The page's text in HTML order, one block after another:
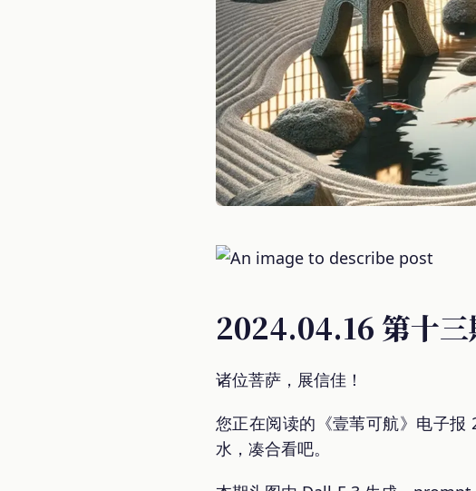
2024.04.16 第十三
诸位菩萨，展信佳！
您正在阅读的《壹苇可航》电子报
水，凑合看吧。